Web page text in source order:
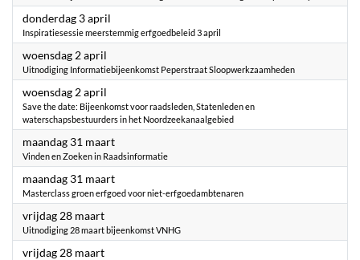
donderdag 3 april
Inspiratiesessie meerstemmig erfgoedbeleid 3 april
woensdag 2 april
Uitnodiging Informatiebijeenkomst Peperstraat Sloopwerkzaamheden
woensdag 2 april
Save the date: Bijeenkomst voor raadsleden, Statenleden en
waterschapsbestuurders in het Noordzeekanaalgebied
maandag 31 maart2025
Vinden en Zoeken in Raadsinformatie
maandag 31 maart2025
Masterclass groen erfgoed voor niet-erfgoedambtenaren
vrijdag 28 maart2025
Uitnodiging 28 maart bijeenkomst VNHG
vrijdag 28 maart2025